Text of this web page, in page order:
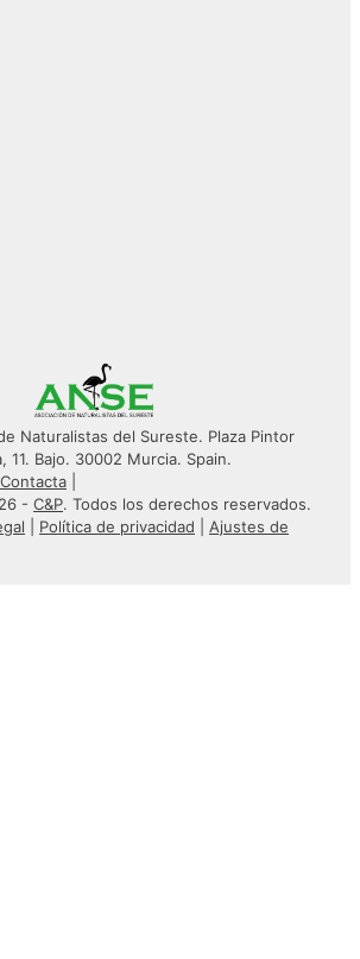
Naturalistas del Sureste. Plaza Pintor
11. Bajo. 30002 Murcia. Spain.
Contacta
- C&P. Todos los derechos reservados.
Política de privacidad
Ajustes de